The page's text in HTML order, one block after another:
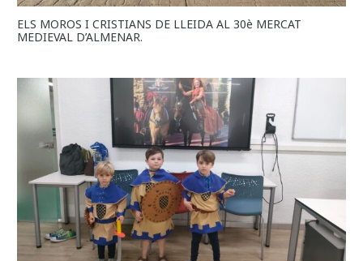
ELS MOROS I CRISTIANS DE LLEIDA AL 30è MERCAT
MEDIEVAL D’ALMENAR.